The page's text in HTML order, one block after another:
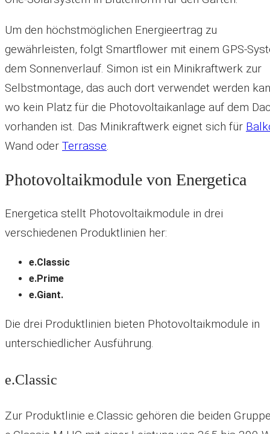
Um den höchstmöglichen Energieertrag zu
gewährleisten, folgt Smartflower mit einem GPS-
dem Sonnenverlauf. Simon ist ein Minikraftwerk zur
Selbstmontage, das auch dort verwendet werden
wo kein Platz für die Photovoltaikanlage auf dem
vorhanden ist. Das Minikraftwerk eignet sich für
Wand oder Terrasse.
Photovoltaikmodule von Energetica
Energetica stellt Photovoltaikmodule in drei
verschiedenen Produktlinien her:
e.Classic
e.Prime
e.Giant.
Die drei Produktlinien bieten Photovoltaikmodule in
unterschiedlicher Ausführung.
e.Classic
Zur Produktlinie e.Classic gehören die beiden